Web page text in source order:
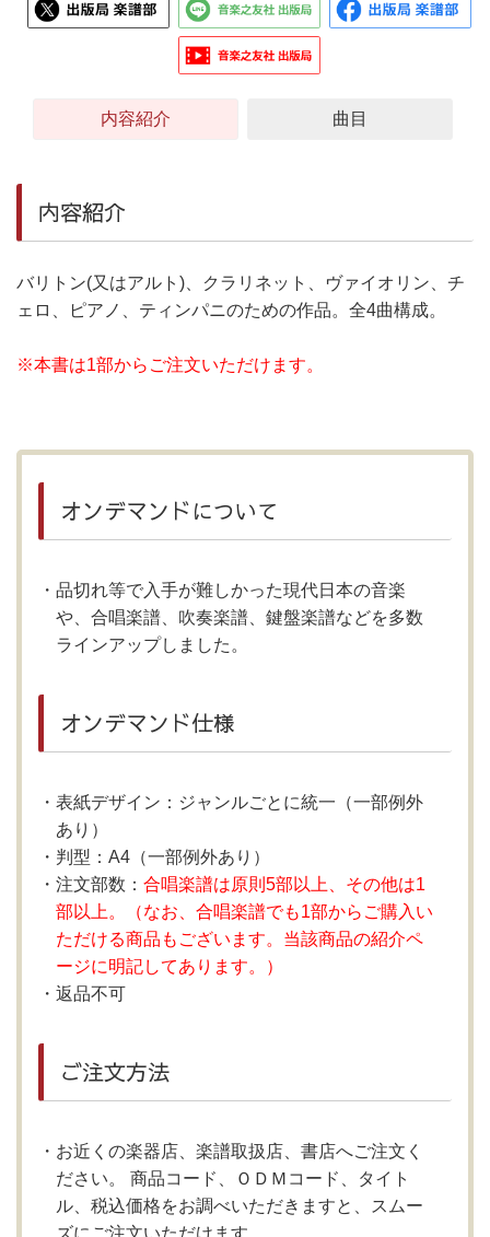
内容紹介 曲目
内容紹介
バリトン(又はアルト)、クラリネット、ヴァイオリン、チ
ェロ、ピアノ、ティンパニのための作品。全4曲構成。
※本書は1部からご注文いただけます。
オンデマンドについて
品切れ等で入手が難しかった現代日本の音楽
や、合唱楽譜、吹奏楽譜、鍵盤楽譜などを多数
ラインアップしました。
オンデマンド仕様
表紙デザイン：ジャンルごとに統一（一部例外
あり）
判型：A4（一部例外あり）
注文部数： 合唱楽譜は原則5部以上、その他は1
部以上。（なお、合唱楽譜でも1部からご購入い
ただける商品もございます。当該商品の紹介ペ
ージに明記してあります。）
返品不可
ご注文方法
お近くの楽器店、楽譜取扱店、書店へご注文く
ださい。 商品コード、ＯＤＭコード、タイト
ル、税込価格をお調べいただきますと、スムー
ズにご注文いただけます。